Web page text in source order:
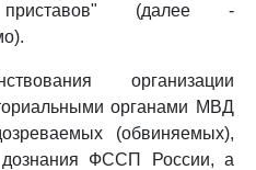
(далее -
организации
органами МВД
(обвиняемых),
ФССП России, а